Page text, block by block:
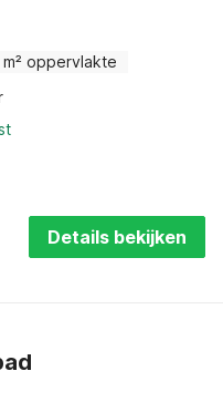
m² oppervlakte
Details bekijken